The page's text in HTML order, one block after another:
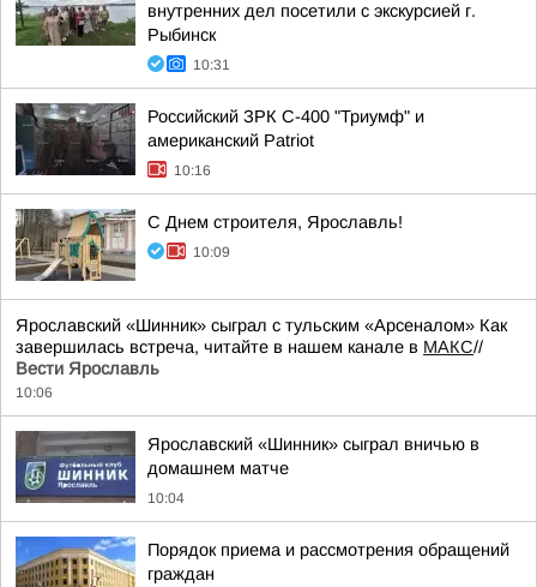
внутренних дел посетили с экскурсией г.
Рыбинск
10:31
Российский ЗРК С-400 "Триумф" и
американский Patriot
10:16
С Днем строителя, Ярославль!
10:09
Ярославский «Шинник» сыграл с тульским «Арсеналом» Как
завершилась встреча, читайте в нашем канале в МАКС//
Вести Ярославль
10:06
Ярославский «Шинник» сыграл вничью в
домашнем матче
10:04
Порядок приема и рассмотрения обращений
граждан